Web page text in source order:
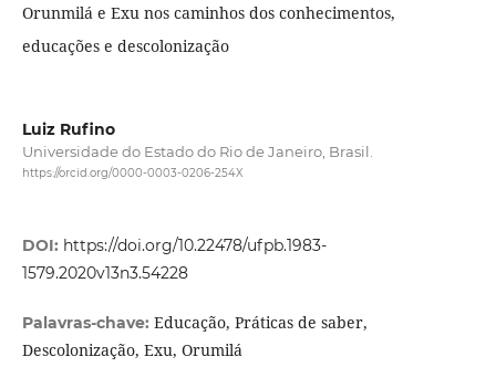
Orunmilá e Exu nos caminhos dos conhecimentos,
educações e descolonização
Luiz Rufino
Universidade do Estado do Rio de Janeiro, Brasil.
https://orcid.org/0000-0003-0206-254X
DOI: https://doi.org/10.22478/ufpb.1983-
1579.2020v13n3.54228
Palavras-chave: Educação, Práticas de saber,
Descolonização, Exu, Orumilá